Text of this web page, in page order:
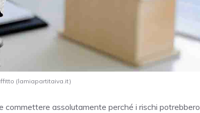
(lamiapartitaiva.it)
commettere assolutamente perché i rischi potrebbero